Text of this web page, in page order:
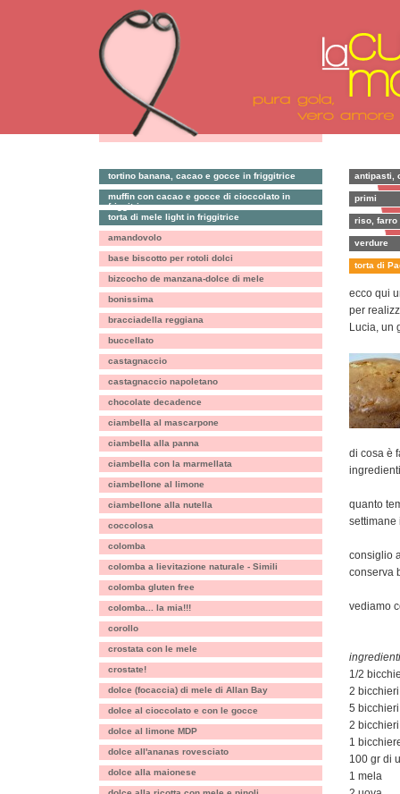
antipasti,
primi
riso, farro
verdure
tortino banana, cacao e gocce in friggitrice
muffin con cacao e gocce di cioccolato in
friggitrice
torta di mele light in friggitrice
amandovolo
base biscotto per rotoli dolci
bizcocho de manzana-dolce di mele
bonissima
bracciadella reggiana
buccellato
castagnaccio
castagnaccio napoletano
chocolate decadence
ciambella al mascarpone
ciambella alla panna
ciambella con la marmellata
ciambellone al limone
ciambellone alla nutella
coccolosa
colomba
colomba a lievitazione naturale - Simili
colomba gluten free
colomba... la mia!!!
corollo
crostata con le mele
crostate!
dolce (focaccia) di mele di Allan Bay
dolce al cioccolato e con le gocce
dolce al limone MDP
dolce all'ananas rovesciato
dolce alla maionese
torta di
ecco qui
per
Lucia, un
di cosa è
quanto
settimane
consiglio
conserva
vediamo
1/2
2
5
2
1
100 gr di
1 mela